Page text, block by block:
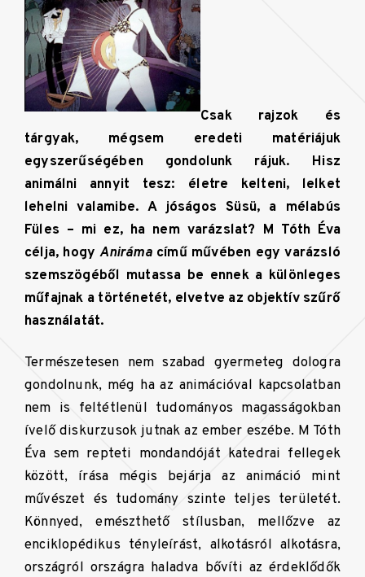
Csak rajzok és
tárgyak, mégsem eredeti matériájuk
egyszerűségében gondolunk rájuk. Hisz
animálni annyit tesz: életre kelteni, lelket
lehelni valamibe. A jóságos Süsü, a mélabús
Füles – mi ez, ha nem varázslat? M Tóth Éva
célja, hogyAnirámacímű művében egy varázsló
szemszögéből mutassa be ennek a különleges
műfajnak a történetét, elvetve az objektív szűrő
használatát.
Természetesen nem szabad gyermeteg dologra
gondolnunk, még ha az animációval kapcsolatban
nem is feltétlenül tudományos magasságokban
ívelő diskurzusok jutnak az ember eszébe. M Tóth
Éva sem repteti mondandóját katedrai fellegek
között, írása mégis bejárja az animáció mint
művészet és tudomány szinte teljes területét.
Könnyed, emészthető stílusban, mellőzve az
enciklopédikus tényleírást, alkotásról alkotásra,
országról országra haladva bővíti az érdeklődők